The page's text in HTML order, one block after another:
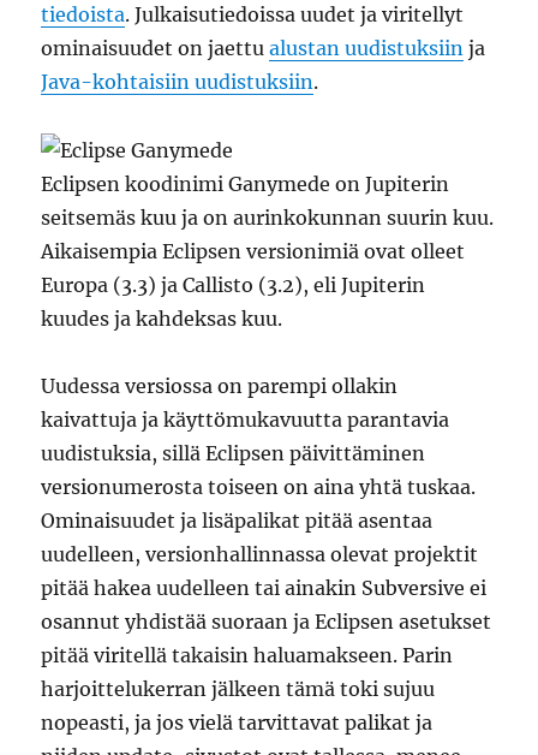
tiedoista. Julkaisutiedoissa uudet ja viritellyt
ominaisuudet on jaettualustan uudistuksiin ja
Java-kohtaisiin uudistuksiin.
Eclipsen koodinimi Ganymede on Jupiterin
seitsemäs kuu ja on aurinkokunnan suurin kuu.
Aikaisempia Eclipsen versionimiä ovat olleet
Europa (3.3) ja Callisto (3.2), eli Jupiterin
kuudes ja kahdeksas kuu.
Uudessa versiossa on parempi ollakin
kaivattuja ja käyttömukavuutta parantavia
uudistuksia, sillä Eclipsen päivittäminen
versionumerosta toiseen on aina yhtä tuskaa.
Ominaisuudet ja lisäpalikat pitää asentaa
uudelleen, versionhallinnassa olevat projektit
pitää hakea uudelleen tai ainakin Subversive ei
osannut yhdistää suoraan ja Eclipsen asetukset
pitää viritellä takaisin haluamakseen. Parin
harjoittelukerran jälkeen tämä toki sujuu
nopeasti, ja jos vielä tarvittavat palikat ja